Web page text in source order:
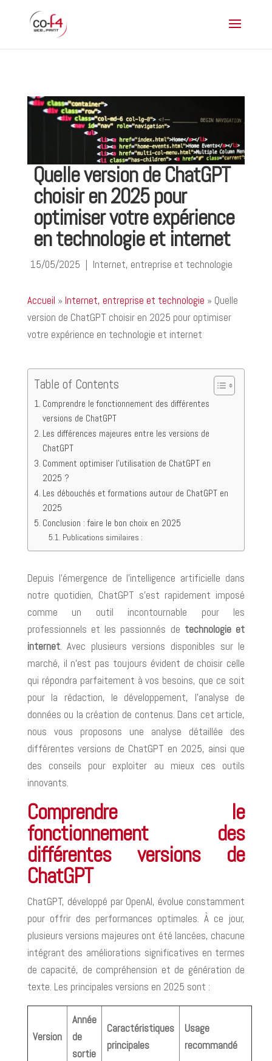
Quelle version de ChatGPT
choisir en 2025 pour
optimiser votre expérience
en technologie et internet
15/05/2025 | Internet, entreprise et technologie
Accueil » Internet, entreprise et technologie » Quelle
version de ChatGPT choisir en 2025 pour optimiser
votre expérience en technologie et internet
Table of Contents
Comprendre le fonctionnement des différentes
versions de ChatGPT
Les différences majeures entre les versions de
ChatGPT
Comment optimiser l’utilisation de ChatGPT en
2025 ?
Les débouchés et formations autour de ChatGPT en
2025
Conclusion : faire le bon choix en 2025
Publications similaires :
Depuis l’émergence de l’intelligence artificielle dans
notre quotidien, ChatGPT s’est rapidement imposé
comme un outil incontournable pour les
professionnels et les passionnés de technologie et
internet. Avec plusieurs versions disponibles sur le
marché, il n’est pas toujours évident de choisir celle
qui répondra parfaitement à vos besoins, que ce soit
pour la rédaction, le développement, l’analyse de
données ou la création de contenus. Dans cet article,
nous vous proposons une analyse détaillée des
différentes versions de ChatGPT en 2025, ainsi que
des conseils pour exploiter au mieux ces outils
innovants.
Comprendre le
fonctionnement des
différentes versions de
ChatGPT
ChatGPT, développé par OpenAI, évolue constamment
pour offrir des performances optimales. À ce jour,
plusieurs versions majeures ont été lancées, chacune
intégrant des améliorations significatives en termes
de capacité, de compréhension et de génération de
texte. Les principales versions en 2025 sont :
Version
Année
de
sortie
Caractéristiques
principales
Usage
recommandé